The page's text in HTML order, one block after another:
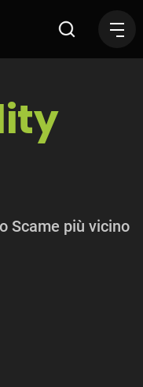
Scame più vicino